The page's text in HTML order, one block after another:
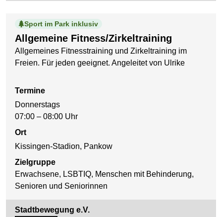
Allgemeine Fitness/Zirkeltraining
Sport im Park inklusiv
Allgemeines Fitnesstraining und Zirkeltraining im
Freien. Für jeden geeignet. Angeleitet von Ulrike
Termine
Donnerstags
07:00 – 08:00 Uhr
Ort
Kissingen-Stadion, Pankow
Zielgruppe
Erwachsene, LSBTIQ, Menschen mit Behinderung,
Senioren und Seniorinnen
Stadtbewegung e.V.